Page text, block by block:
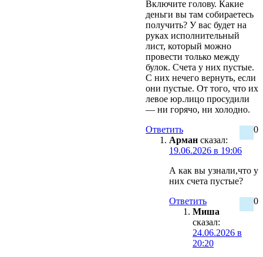
Включите голову. Какие
деньги вы там собираетесь
получить? У вас будет на
руках исполнительный
лист, который можно
провести только между
булок. Счета у них пустые.
С них нечего вернуть, если
они пустые. От того, что их
левое юр.лицо просудили
— ни горячо, ни холодно.
0
Ответить
Арман сказал:
19.06.2026 в 19:06
А как вы узнали,что у
них счета пустые?
0
Ответить
Миша
сказал:
24.06.2026 в
20:20